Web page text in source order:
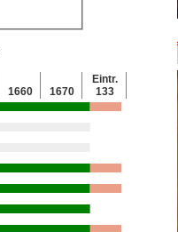
1660 1670
Eintr.
133